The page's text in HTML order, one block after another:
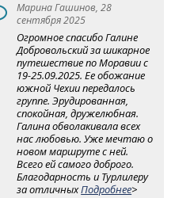
Марина Гашинов, 28
сентября 2025
Огромное спасибо Галине
Добровольский за шикарное
путешествие по Моравии с
19-25.09.2025. Ее обожание
южной Чехии передалось
группе. Эрудированная,
спокойная, дружелюбная.
Галина обволакивала всех
нас любовью. Уже мечтаю о
новом маршруте с ней.
Всего ей самого доброго.
Благодарность и Турлилеру
за отличныхПодробнее>